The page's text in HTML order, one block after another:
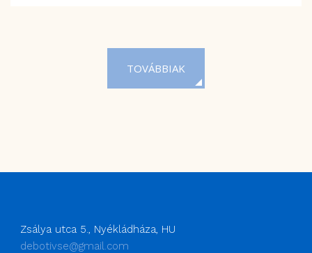
TOVÁBBIAK
Zsálya utca 5., Nyékládháza, HU
debotivse@gmail.com